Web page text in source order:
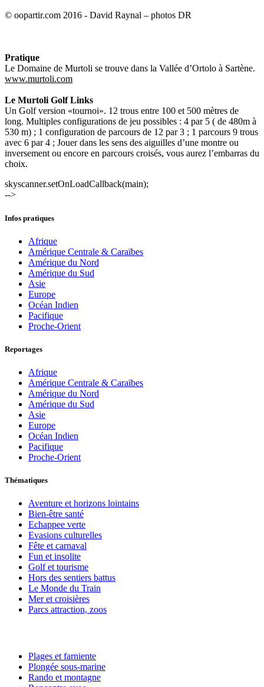
© oopartir.com 2016 - David Raynal – photos DR
Pratique
Le Domaine de Murtoli se trouve dans la Vallée d’Ortolo à Sartène.
www.murtoli.com
Le Murtoli Golf Links
Un Golf version «tournoi». 12 trous entre 100 et 500 mètres de
long. Multiples configurations de jeu possibles : 4 par 5 ( de 480m à
530 m) ; 1 configuration de parcours de 12 par 3 ; 1 parcours 9 trous
avec 6 par 4 ; Jouer dans les sens des aiguilles d’une montre ou
inversement ou encore en parcours croisés, vous aurez l’embarras du
choix.
skyscanner.setOnLoadCallback(main);
-->
Infos pratiques
Afrique
Amérique Centrale & Caraïbes
Amérique du Nord
Amérique du Sud
Asie
Europe
Océan Indien
Pacifique
Proche-Orient
Reportages
Afrique
Amérique Centrale & Caraïbes
Amérique du Nord
Amérique du Sud
Asie
Europe
Océan Indien
Pacifique
Proche-Orient
Thématiques
Aventure et horizons lointains
Bien-être santé
Echappee verte
Evasions culturelles
Fête et carnaval
Fun et insolite
Golf et tourisme
Hors des sentiers battus
Le Monde du Train
Mer et croisières
Parcs attraction, zoos
Plages et farniente
Plongée sous-marine
Rando et montagne